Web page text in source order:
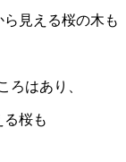
見える桜の木も
ろはあり、
桜も